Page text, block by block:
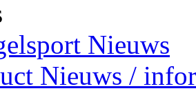
Nieuws
Nieuws /